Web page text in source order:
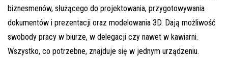
biznesmenów, służącego do projektowania, przygotowywania
dokumentów i prezentacji oraz modelowania 3D. Dają możliwość
swobody pracy w biurze, w delegacji czy nawet w kawiarni.
Wszystko, co potrzebne, znajduje się w jednym urządzeniu.